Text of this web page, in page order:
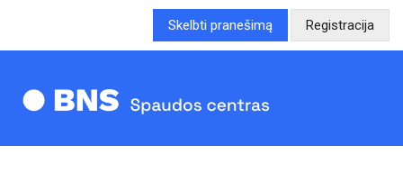
Skelbti pranešimą Registracija